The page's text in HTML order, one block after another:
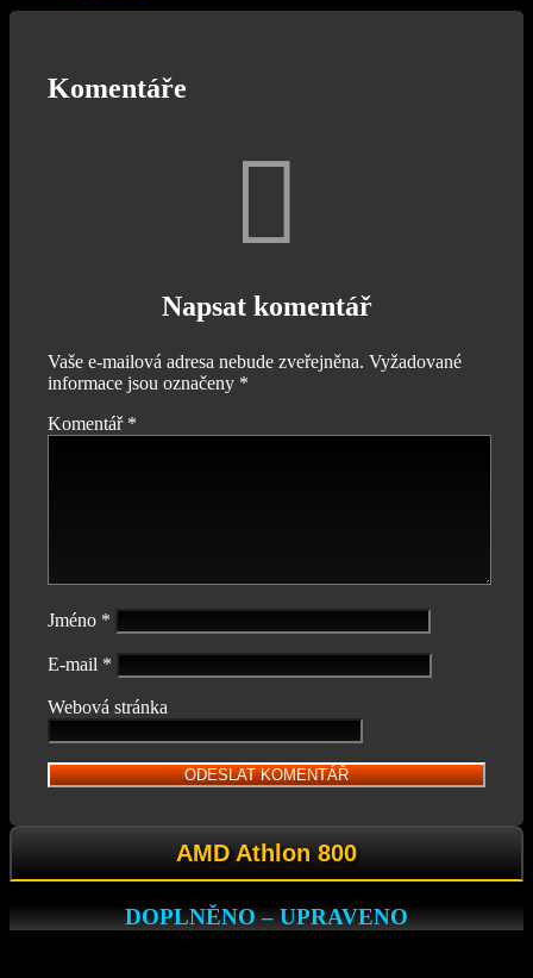
Komentáře
Napsat komentář
Vaše e-mailová adresa nebude zveřejněna. Vyžadované
informace jsou označeny *
Komentář *
Jméno *
E-mail *
Webová stránka
AMD Athlon 800
DOPLNĚNO – UPRAVENO